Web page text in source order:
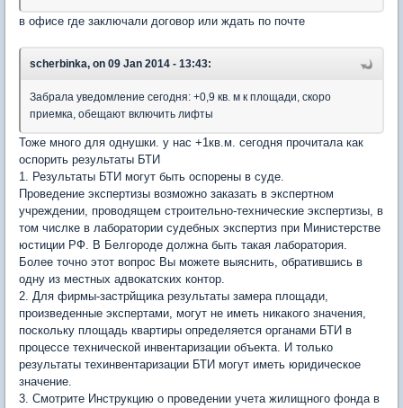
в офисе где заключали договор или ждать по почте
scherbinka, on 09 Jan 2014 - 13:43:
Забрала уведомление сегодня: +0,9 кв. м к площади, скоро
приемка, обещают включить лифты
Тоже много для однушки. у нас +1кв.м. сегодня прочитала как
оспорить результаты БТИ
1. Результаты БТИ могут быть оспорены в суде.
Проведение экспертизы возможно заказать в экспертном
учреждении, проводящем строительно-технические экспертизы, в
том числке в лаборатории судебных экспертиз при Министерстве
юстиции РФ. В Белгороде должна быть такая лаборатория.
Более точно этот вопрос Вы можете выяснить, обратившись в
одну из местных адвокатских контор.
2. Для фирмы-застрйщика результаты замера площади,
произведенные экспертами, могут не иметь никакого значения,
поскольку площадь квартиры определяется органами БТИ в
процессе технической инвентаризации объекта. И только
результаты техинвентаризации БТИ могут иметь юридическое
значение.
3. Смотрите Инструкцию о проведении учета жилищного фонда в